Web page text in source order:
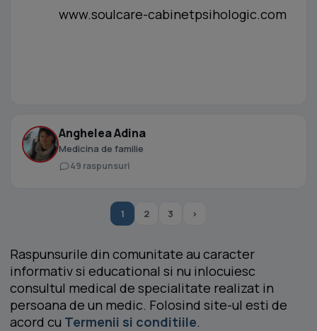
www.soulcare-cabinetpsihologic.com
Anghelea Adina
Medicina de familie
49 raspunsuri
1 2 3 ›
Raspunsurile din comunitate au caracter
informativ si educational si nu inlocuiesc
consultul medical de specialitate realizat in
persoana de un medic. Folosind site-ul esti de
acord cu Termenii si conditiile.